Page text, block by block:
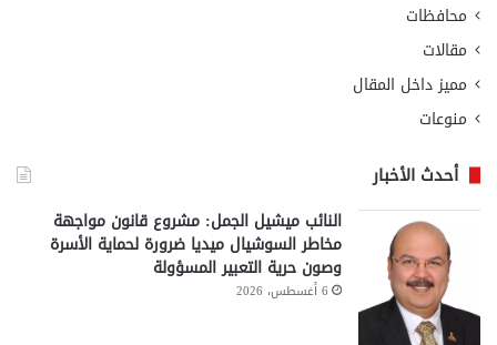
محافظات
مقالات
مميز داخل المقال
منوعات
أحدث الأخبار
النائب ميشيل الجمل: مشروع قانون مواجهة
مخاطر السوشيال ميديا ضرورة لحماية الأسرة
وصون حرية التعبير المسؤولة
6 أغسطس، 2026